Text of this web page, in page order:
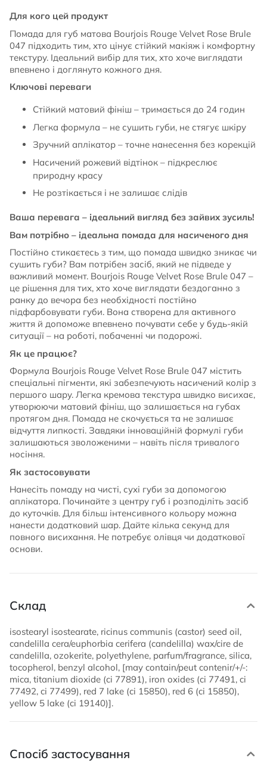
Для кого цей продукт
Помада для губ матова Bourjois Rouge Velvet Rose Brule
047 підходить тим, хто цінує стійкий макіяж і комфортну
текстуру. Ідеальний вибір для тих, хто хоче виглядати
впевнено і доглянуто кожного дня.
Ключові переваги
Стійкий матовий фініш – тримається до 24 годин
Легка формула – не сушить губи, не стягує шкіру
Зручний аплікатор – точне нанесення без корекцій
Насичений рожевий відтінок – підкреслює
природну красу
Не розтікається і не залишає слідів
Ваша перевага – ідеальний вигляд без зайвих зусиль!
Вам потрібно – ідеальна помада для насиченого дня
Постійно стикаєтесь з тим, що помада швидко зникає чи
сушить губи? Вам потрібен засіб, який не підведе у
важливий момент. Bourjois Rouge Velvet Rose Brule 047 –
це рішення для тих, хто хоче виглядати бездоганно з
ранку до вечора без необхідності постійно
підфарбовувати губи. Вона створена для активного
життя й допоможе впевнено почувати себе у будь-якій
ситуації – на роботі, побаченні чи подорожі.
Як це працює?
Формула Bourjois Rouge Velvet Rose Brule 047 містить
спеціальні пігменти, які забезпечують насичений колір з
першого шару. Легка кремова текстура швидко висихає,
утворюючи матовий фініш, що залишається на губах
протягом дня. Помада не скочується та не залишає
відчуття липкості. Завдяки інноваційній формулі губи
залишаються зволоженими – навіть після тривалого
носіння.
Як застосовувати
Нанесіть помаду на чисті, сухі губи за допомогою
аплікатора. Починайте з центру губ і розподіліть засіб
до куточків. Для більш інтенсивного кольору можна
нанести додатковий шар. Дайте кілька секунд для
повного висихання. Не потребує олівця чи додаткової
основи.
Склад
isostearyl isostearate, ricinus communis (castor) seed oil,
candelilla cera/euphorbia cerifera (candelilla) wax/cire de
candelilla, ozokerite, polyethylene, parfum/fragrance, silica,
tocopherol, benzyl alcohol, [may contain/peut contenir/+/-:
mica, titanium dioxide (ci 77891), iron oxides (ci 77491, ci
77492, ci 77499), red 7 lake (ci 15850), red 6 (ci 15850),
yellow 5 lake (ci 19140)].
Спосіб застосування